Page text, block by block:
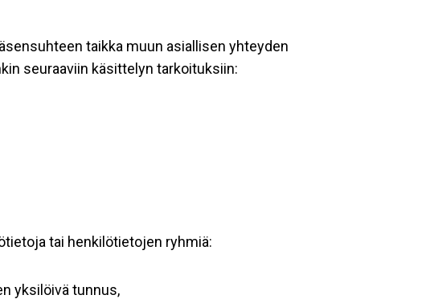
taikka muun asiallisen yhteyden
seuraaviin käsittelyn tarkoituksiin:
tai henkilötietojen ryhmiä:
yksilöivä tunnus,